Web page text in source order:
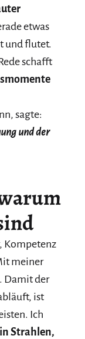
etwas
und flutet.
schafft
sagte:
und der
Kompetenz
meiner
Damit der
ist
Ich
Strahlen,